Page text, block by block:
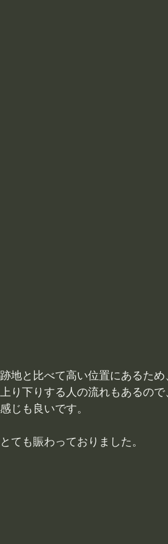
地と比べて高い位置にあるた
り下りする人の流れもあるの
じも良いです。
ても賑わっておりました。